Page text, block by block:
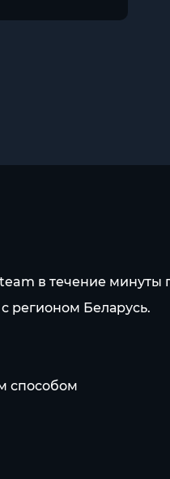
в течение минуты
регионом Беларусь.
способом